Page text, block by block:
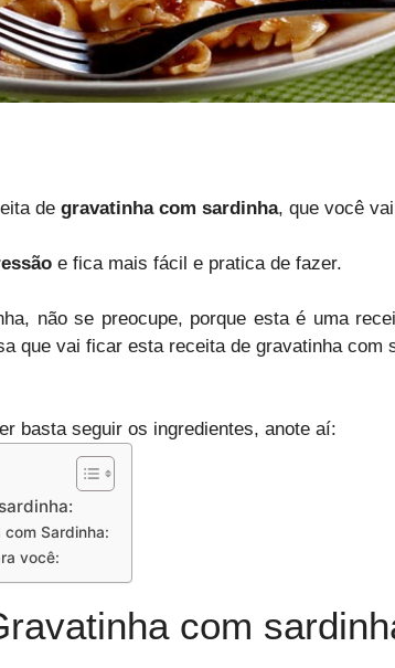
de gravatinha com sardinha, que você
e fica mais fácil e pratica de fazer.
não se preocupe, porque esta é uma
que vai ficar esta receita de gravatinha com
basta seguir os ingredientes, anote aí:
Sardinha:
você:
com